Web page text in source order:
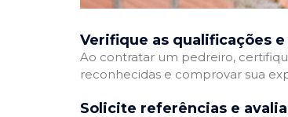
Verifique as qualificações
Ao contratar um pedreiro,
reconhecidas e comprovar sua
Solicite referências e